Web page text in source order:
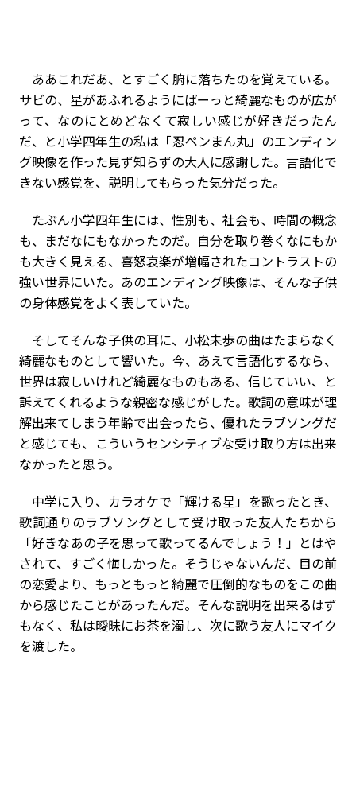
ああこれだあ、とすごく腑に落ちたのを覚えている。
サビの、星があふれるようにばーっと綺麗なものが広が
って、なのにとめどなくて寂しい感じが好きだったん
だ、と小学四年生の私は「忍ペンまん丸」のエンディン
グ映像を作った見ず知らずの大人に感謝した。言語化で
きない感覚を、説明してもらった気分だった。
たぶん小学四年生には、性別も、社会も、時間の概念
も、まだなにもなかったのだ。自分を取り巻くなにもか
も大きく見える、喜怒哀楽が増幅されたコントラストの
強い世界にいた。あのエンディング映像は、そんな子供
の身体感覚をよく表していた。
そしてそんな子供の耳に、小松未歩の曲はたまらなく
綺麗なものとして響いた。今、あえて言語化するなら、
世界は寂しいけれど綺麗なものもある、信じていい、と
訴えてくれるような親密な感じがした。歌詞の意味が理
解出来てしまう年齢で出会ったら、優れたラブソングだ
と感じても、こういうセンシティブな受け取り方は出来
なかったと思う。
中学に入り、カラオケで「輝ける星」を歌ったとき、
歌詞通りのラブソングとして受け取った友人たちから
「好きなあの子を思って歌ってるんでしょう！」とはや
されて、すごく悔しかった。そうじゃないんだ、目の前
の恋愛より、もっともっと綺麗で圧倒的なものをこの曲
から感じたことがあったんだ。そんな説明を出来るはず
もなく、私は曖昧にお茶を濁し、次に歌う友人にマイク
を渡した。